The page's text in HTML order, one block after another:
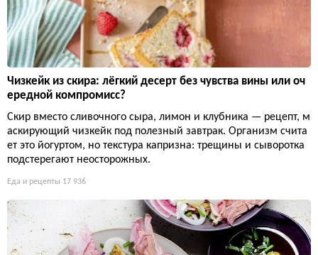
Чизкейк из скира: лёгкий десерт без чувства вины или оч
ередной компромисс?
Скир вместо сливочного сыра, лимон и клубника — рецепт, м
аскирующий чизкейк под полезный завтрак. Организм счита
ет это йогуртом, но текстура капризна: трещины и сыворотка
подстерегают неосторожных.
Еда и рецепты 17 936